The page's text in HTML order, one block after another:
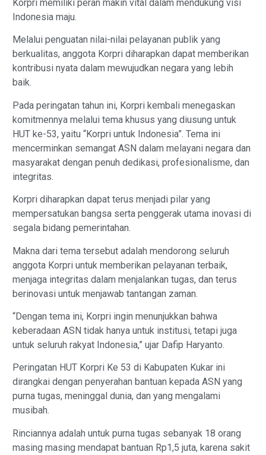
Korpri memiliki peran makin vital dalam mendukung visi
Indonesia maju.
Melalui penguatan nilai-nilai pelayanan publik yang
berkualitas, anggota Korpri diharapkan dapat memberikan
kontribusi nyata dalam mewujudkan negara yang lebih
baik.
Pada peringatan tahun ini, Korpri kembali menegaskan
komitmennya melalui tema khusus yang diusung untuk
HUT ke-53, yaitu “Korpri untuk Indonesia”. Tema ini
mencerminkan semangat ASN dalam melayani negara dan
masyarakat dengan penuh dedikasi, profesionalisme, dan
integritas.
Korpri diharapkan dapat terus menjadi pilar yang
mempersatukan bangsa serta penggerak utama inovasi di
segala bidang pemerintahan.
Makna dari tema tersebut adalah mendorong seluruh
anggota Korpri untuk memberikan pelayanan terbaik,
menjaga integritas dalam menjalankan tugas, dan terus
berinovasi untuk menjawab tantangan zaman.
“Dengan tema ini, Korpri ingin menunjukkan bahwa
keberadaan ASN tidak hanya untuk institusi, tetapi juga
untuk seluruh rakyat Indonesia,” ujar Dafip Haryanto.
Peringatan HUT Korpri Ke 53 di Kabupaten Kukar ini
dirangkai dengan penyerahan bantuan kepada ASN yang
purna tugas, meninggal dunia, dan yang mengalami
musibah.
Rinciannya adalah untuk purna tugas sebanyak 18 orang
masing masing mendapat bantuan Rp1,5 juta, karena sakit